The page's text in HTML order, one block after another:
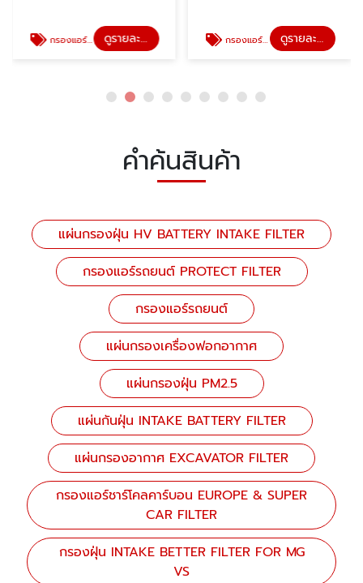
กรองแอร์รถยนต์ PROTECT FILTER ดูรายละเอียด กรองแอร์รถยนต์ ดูรายละเอียด
คำค้นสินค้า
แผ่นกรองฝุ่น HV BATTERY INTAKE FILTER
กรองแอร์รถยนต์ PROTECT FILTER
กรองแอร์รถยนต์
แผ่นกรองเครื่องฟอกอากาศ
แผ่นกรองฝุ่น PM2.5
แผ่นกันฝุ่น INTAKE BATTERY FILTER
แผ่นกรองอากาศ EXCAVATOR FILTER
กรองแอร์ชาร์โคลคาร์บอน EUROPE & SUPER
CAR FILTER
กรองฝุ่น INTAKE BETTER FILTER FOR MG
VS